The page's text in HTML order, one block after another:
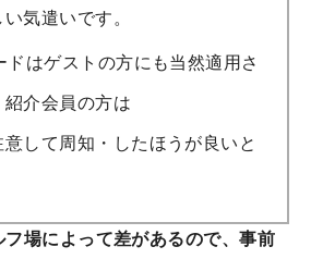
気遣いです。
ドはゲストの方にも当然適用さ
紹介会員の方は
して周知・したほうが良いと
場によって差があるので、事前